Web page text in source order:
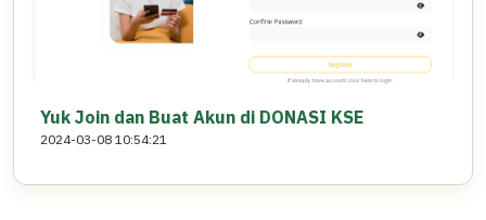
Yuk Join dan Buat Akun di DONASI KSE
2024-03-08 10:54:21